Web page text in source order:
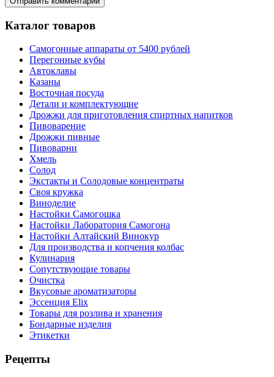
Каталог товаров
Самогонные аппараты от 5400 рублей
Перегонные кубы
Автоклавы
Казаны
Восточная посуда
Детали и комплектующие
Дрожжи для приготовления спиртных напитков
Пивоварение
Дрожжи пивные
Пивоварни
Хмель
Солод
Экстакты и Солодовые концентраты
Своя кружка
Виноделие
Настойки Самогошка
Настойки Лаборатория Самогона
Настойки Алтайский Винокур
Для производства и копчения колбас
Кулинария
Сопутствующие товары
Очистка
Вкусовые ароматизаторы
Эссенция Elix
Товары для розлива и хранения
Бондарные изделия
Этикетки
Рецепты